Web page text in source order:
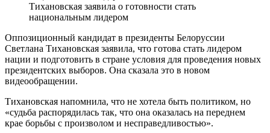
Тихановская заявила о готовности стать
национальным лидером
Оппозиционный кандидат в президенты Белоруссии
Светлана Тихановская заявила, что готова стать лидером
нации и подготовить в стране условия для проведения новых
президентских выборов. Она сказала это в новом
видеообращении.
Тихановская напомнила, что не хотела быть политиком, но
«судьба распорядилась так, что она оказалась на переднем
крае борьбы с произволом и несправедливостью».